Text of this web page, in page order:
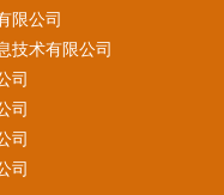
限公司
技术有限公司
司
司
司
司